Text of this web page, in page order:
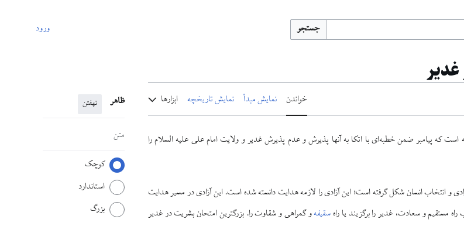
جستجو ورود
خواندن نمایش مبدأ نمایش تاریخچه ابزارها ظاهر نهفتن
متن
کوچک
استاندارد
بزرگ
است که پیامبر ضمن خطبه‌ای با اتکا به آنها پذیرش و عدم پذیرش غدیر و ولایت امام علی علیه السلام را
و انتخاب انسان شكل گرفته است؛ این آزادی را لازمه هدایت دانسته‌ شده است. این آزادی در مسیر هدایت
مستقيم و سعادت، غدير را برگزيند يا راهسقیفهو گمراهى و شقاوت را. بزرگ‏ترين امتحان بشریت در غدير